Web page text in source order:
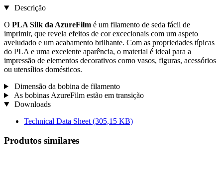
Descrição
O PLA Silk da AzureFilm é um filamento de seda fácil de
imprimir, que revela efeitos de cor excecionais com um aspeto
aveludado e um acabamento brilhante. Com as propriedades típicas
do PLA e uma excelente aparência, o material é ideal para a
impressão de elementos decorativos como vasos, figuras, acessórios
ou utensílios domésticos.
Dimensão da bobina de filamento
As bobinas AzureFilm estão em transição
Downloads
Technical Data Sheet (305,15 KB)
Produtos similares